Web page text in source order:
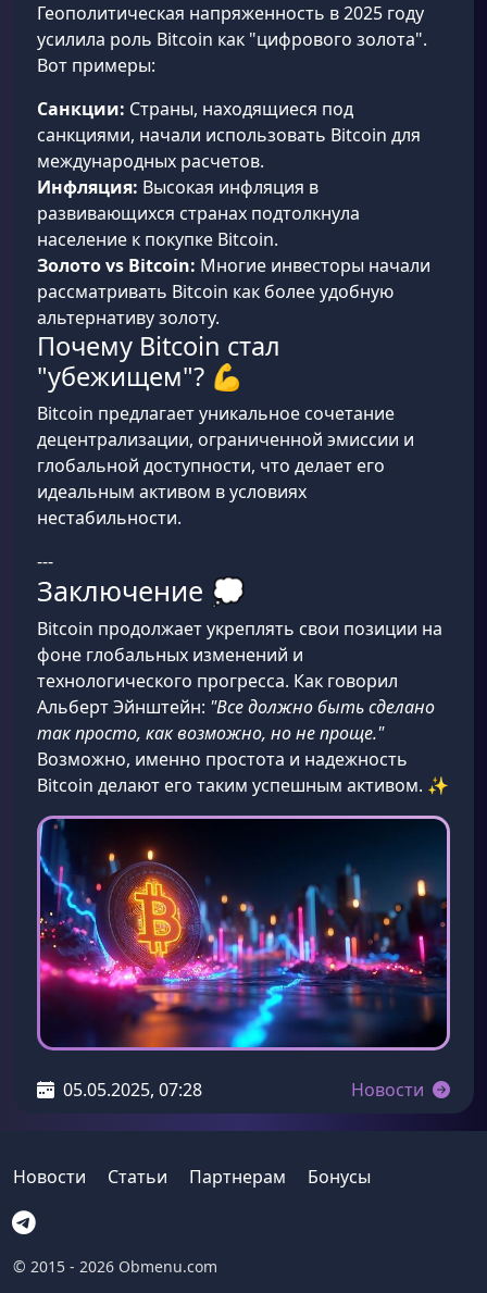
Геополитическая напряженность в 2025 году
усилила роль Bitcoin как "цифрового золота".
Вот примеры:
Санкции: Страны, находящиеся под
санкциями, начали использовать Bitcoin для
международных расчетов.
Инфляция: Высокая инфляция в
развивающихся странах подтолкнула
население к покупке Bitcoin.
Золото vs Bitcoin: Многие инвесторы начали
рассматривать Bitcoin как более удобную
альтернативу золоту.
Почему Bitcoin стал
"убежищем"? 💪
Bitcoin предлагает уникальное сочетание
децентрализации, ограниченной эмиссии и
глобальной доступности, что делает его
идеальным активом в условиях
нестабильности.
---
Заключение 💭
Bitcoin продолжает укреплять свои позиции на
фоне глобальных изменений и
технологического прогресса. Как говорил
Альберт Эйнштейн: "Все должно быть сделано
так просто, как возможно, но не проще."
Возможно, именно простота и надежность
Bitcoin делают его таким успешным активом. ✨
05.05.2025, 07:28 Новости
Новости Статьи Партнерам Бонусы
© 2015 - 2026 Obmenu.com